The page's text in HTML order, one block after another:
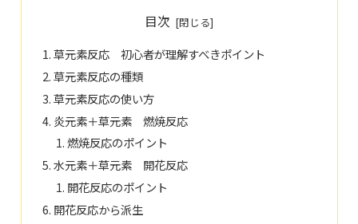
目次
草元素反応 初心者が理解すべきポイント
草元素反応の種類
草元素反応の使い方
炎元素＋草元素 燃焼反応
燃焼反応のポイント
水元素＋草元素 開花反応
開花反応のポイント
開花反応から派生